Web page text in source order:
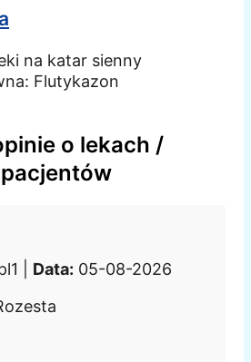
na katar sienny
Flutykazon
o lekach /
| Data: 05-08-2026